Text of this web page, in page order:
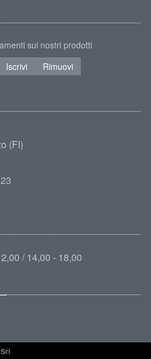
sui nostri prodotti
Iscrivi
Rimuovi
(FI)
/ 14,00 - 18,00